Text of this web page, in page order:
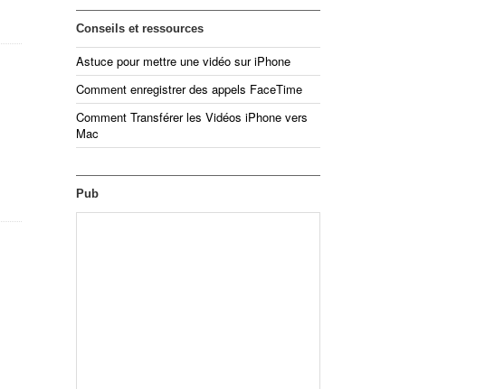
Conseils et ressources
Astuce pour mettre une vidéo sur iPhone
Comment enregistrer des appels FaceTime
Comment Transférer les Vidéos iPhone vers
Mac
Pub